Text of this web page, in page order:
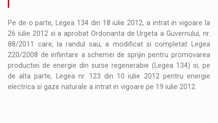
Pe de o parte, Legea 134 din 18 iulie 2012, a intrat in vigoare la
26 iulie 2012 si a aprobat Ordonanta de Urgeta a Guvernului, nr.
88/2011 care, la randul sau, a modificat si completat Legea
220/2008 de infiintare a schemei de sprijin pentru promovarea
productiei de energie din surse regenerabie (Legea 134) si, pe
de alta parte, Legea nr. 123 din 10 iulie 2012 pentru energie
electrica si gaze naturale a intrat in vigoare pe 19 iulie 2012.